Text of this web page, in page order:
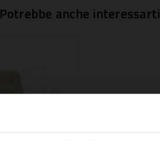
Potrebbe anche interessarti